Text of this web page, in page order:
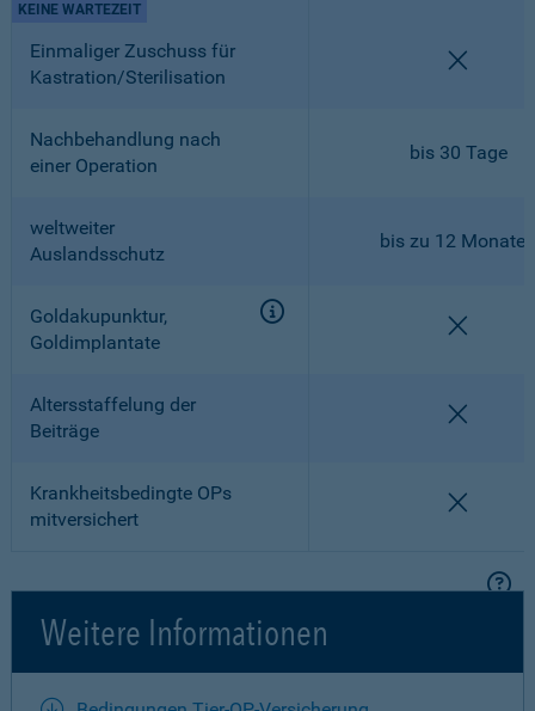
Einmaliger Zuschuss für
Kastration/Sterilisation
KEINE WARTEZEIT
Nachbehandlung nach
einer Operation
bis 30 Tage
weltweiter
Auslandsschutz
bis zu 12 Monaten
Goldakupunktur,
Goldimplantate
Altersstaffelung der
Beiträge
Krankheitsbedingte OPs
mitversichert
Weitere Informationen